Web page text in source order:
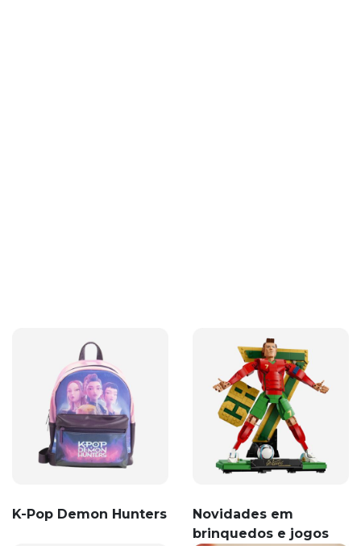
K-Pop Demon Hunters
Novidades em
brinquedos e jogos